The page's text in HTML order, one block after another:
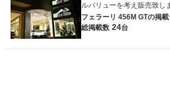
ルバリューを考え販売致
フェラーリ 456M GTの掲
総掲載数 24台